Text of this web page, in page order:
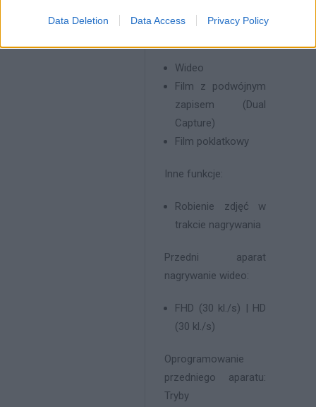
Data Deletion Data Access Privacy Policy
aparatu: Tryby
Wideo
Film z podwójnym
zapisem (Dual
Capture)
Film poklatkowy
Inne funkcje:
Robienie zdjęć w
trakcie nagrywania
Przedni aparat
nagrywanie wideo:
FHD (30 kl./s) | HD
(30 kl./s)
Oprogramowanie
przedniego aparatu:
Tryby